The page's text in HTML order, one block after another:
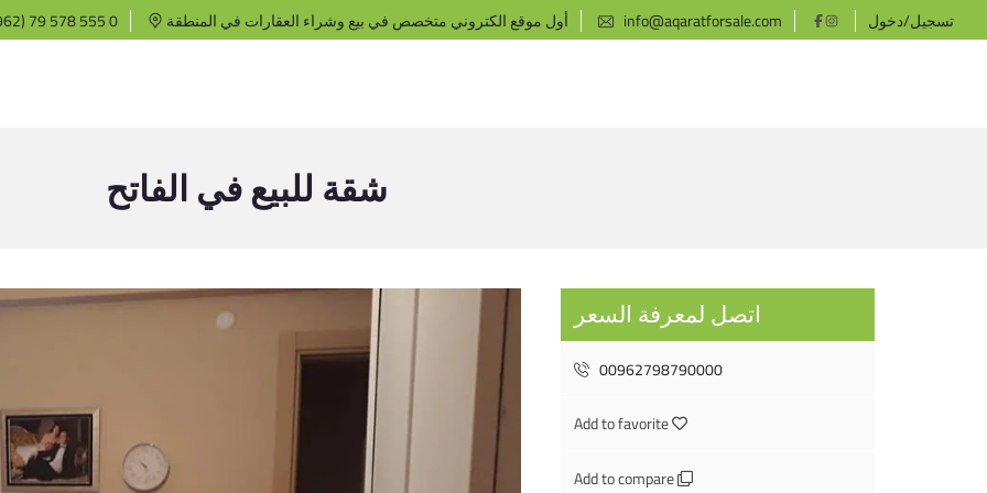
79 578 555 0 أول موقع الكتروني متخصص في بيع وشراء العقارات في المنطقة info@aqaratforsale.com تسجيل/دخول
شقة للبيع في الفاتح
اتصل لمعرفة السعر
00962798790000
Add to favorite
Add to compare